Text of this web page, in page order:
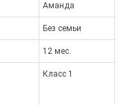
Аманда
Без семьи
12 мес.
Класс 1